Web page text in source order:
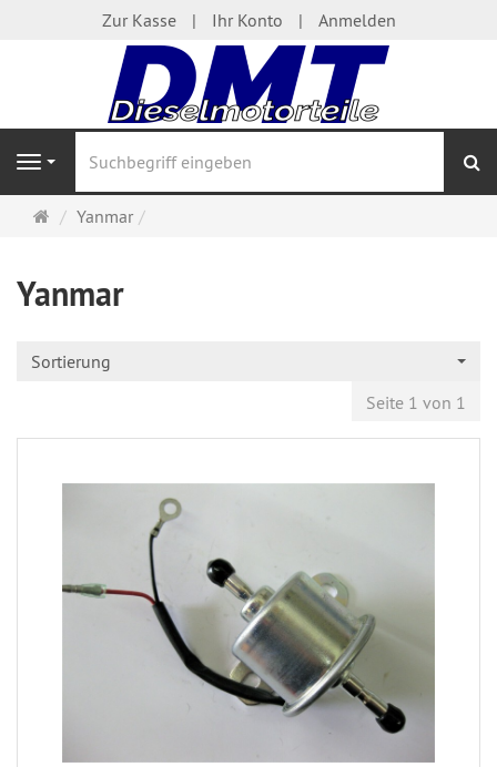
Zur Kasse Ihr Konto Anmelden
Navigation
Startseite
Yanmar
Yanmar
Sortierung
Seite 1 von 1